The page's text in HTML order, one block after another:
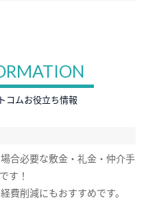
コムお役立ち情報
合必要な敷金・礼金・仲介手
す！
費削減にもおすすめです。